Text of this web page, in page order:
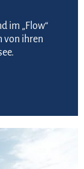
im „Flow“
von ihren